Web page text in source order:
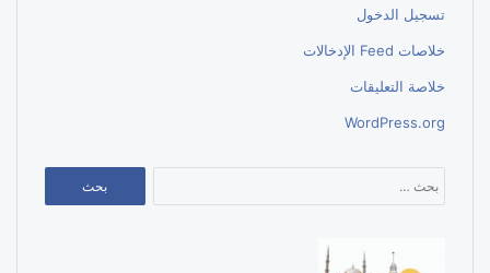
تسجيل الدخول
خلاصات Feed الإدخالات
خلاصة التعليقات
WordPress.org
عن: